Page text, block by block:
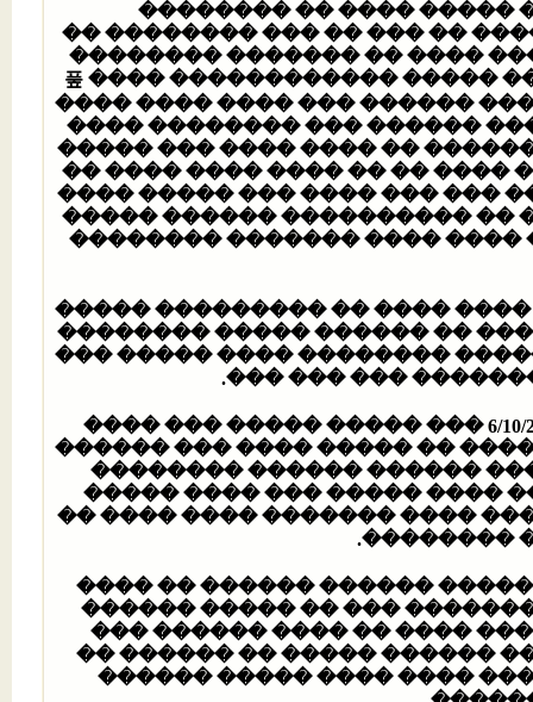
�������� ���� ��� ����
��������� ������ ���� ����� ��� ��� 3 ����.. ���� �� ��� ��
��� ����� ��� �������
���� ���� ��� ���� �� ���� ���� ���� ������ �� ����� �������풒 ���� �����
���� ���� ���� ��� ������
���� �������� ��� ������
����� ��� ���� ���� ��
�� ���� ���� ���� �� �� ����
���� ����� ��� ���� ��� ���
����� ������ ���������� ��
�������� ������� ���� ����
��� ��� 30 ���� ��� �������
���� ��������� ����� ��
��� ��� 2/10/2004 ����� ��� ����� ��
���� ����� ���� ��
�� ��� ������ ����� ���� ��� ����� ����� 6/10/2004 ��� ����� ����� ��� ����
���� ���� �������� ����
������ ����� �������.
���� ������ ���� ��
������ �������� ��� �����
���� ��
��� ��� ��� ������� �����
���� ���� ������ ���� �� ��� �� 50 ���� ����
��� ����� ���� �� ����
����� ���� ������ �������.
���� ����� ���� ������